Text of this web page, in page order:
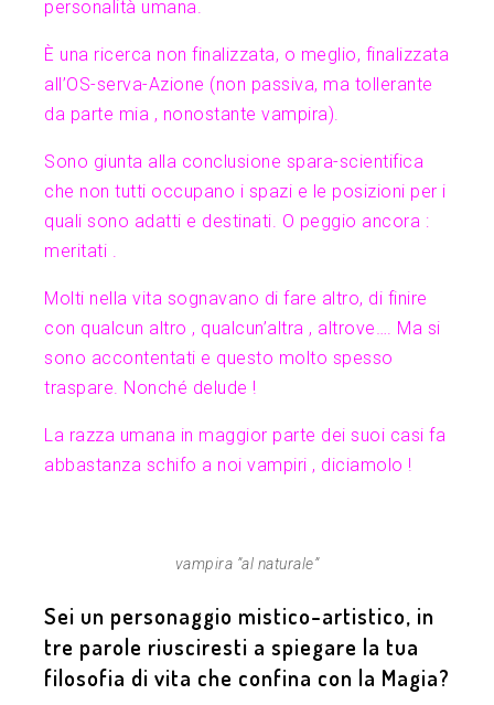
personalità umana.
È una ricerca non finalizzata, o meglio, finalizzata
all’OS-serva-Azione (non passiva, ma tollerante
da parte mia , nonostante vampira).
Sono giunta alla conclusione spara-scientifica
che non tutti occupano i spazi e le posizioni per i
quali sono adatti e destinati. O peggio ancora :
meritati .
Molti nella vita sognavano di fare altro, di finire
con qualcun altro , qualcun’altra , altrove…. Ma si
sono accontentati e questo molto spesso
traspare. Nonché delude !
La razza umana in maggior parte dei suoi casi fa
abbastanza schifo a noi vampiri , diciamolo !
vampira ”al naturale”
Sei un personaggio mistico-artistico, in
tre parole riusciresti a spiegare la tua
filosofia di vita che confina con la Magia?